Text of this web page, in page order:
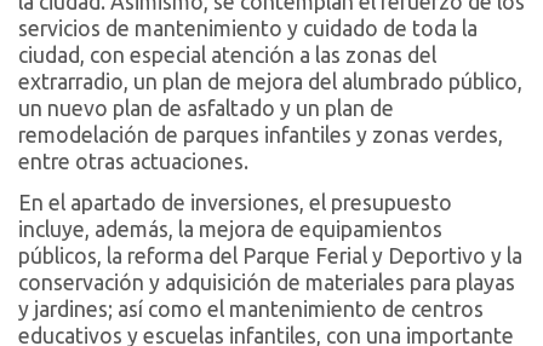
servicios de mantenimiento y cuidado de toda la
ciudad, con especial atención a las zonas del
extrarradio, un plan de mejora del alumbrado público,
un nuevo plan de asfaltado y un plan de
remodelación de parques infantiles y zonas verdes,
entre otras actuaciones.
En el apartado de inversiones, el presupuesto
incluye, además, la mejora de equipamientos
públicos, la reforma del Parque Ferial y Deportivo y la
conservación y adquisición de materiales para playas
y jardines; así como el mantenimiento de centros
educativos y escuelas infantiles, con una importante